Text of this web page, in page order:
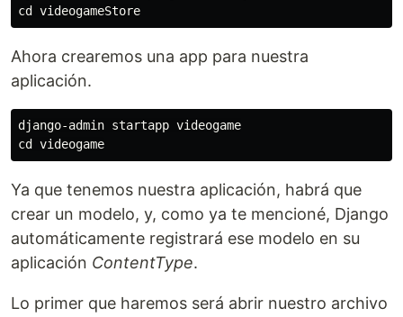
cd
Ahora crearemos una app para nuestra
aplicación.
cd
Ya que tenemos nuestra aplicación, habrá que
crear un modelo, y, como ya te mencioné, Django
automáticamente registrará ese modelo en su
aplicación ContentType.
Lo primer que haremos será abrir nuestro archivo